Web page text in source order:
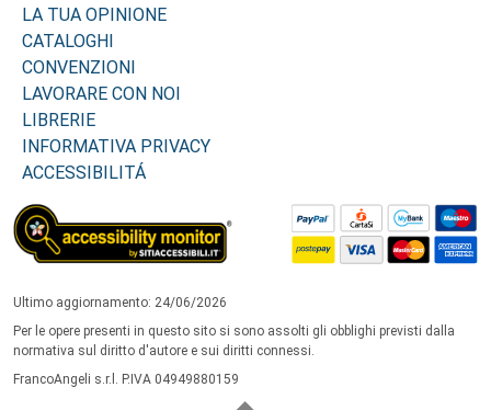
LA TUA OPINIONE
CATALOGHI
CONVENZIONI
LAVORARE CON NOI
LIBRERIE
INFORMATIVA PRIVACY
ACCESSIBILITÁ
Ultimo aggiornamento: 24/06/2026
Per le opere presenti in questo sito si sono assolti gli obblighi previsti dalla
normativa sul diritto d'autore e sui diritti connessi.
FrancoAngeli s.r.l. P.IVA 04949880159